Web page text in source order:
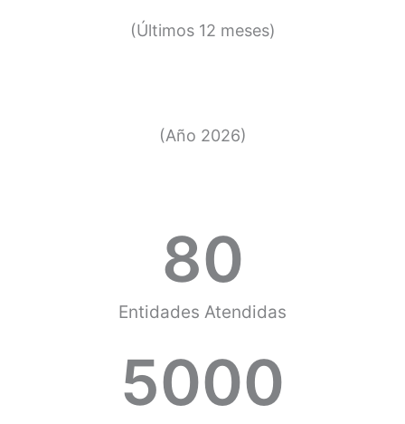
(Últimos 12 meses)
(Año 2026)
Entidades Atendidas
80
5000